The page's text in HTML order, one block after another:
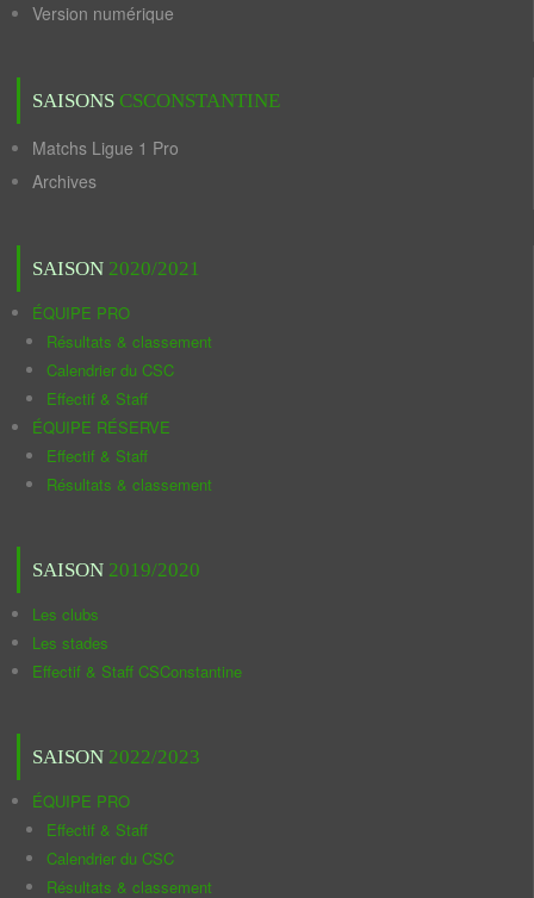
Version numérique
SAISONS CSCONSTANTINE
Matchs Ligue 1 Pro
Archives
SAISON 2020/2021
ÉQUIPE PRO
Résultats & classement
Calendrier du CSC
Effectif & Staff
ÉQUIPE RÉSERVE
Effectif & Staff
Résultats & classement
SAISON 2019/2020
Les clubs
Les stades
Effectif & Staff CSConstantine
SAISON 2022/2023
ÉQUIPE PRO
Effectif & Staff
Calendrier du CSC
Résultats & classement